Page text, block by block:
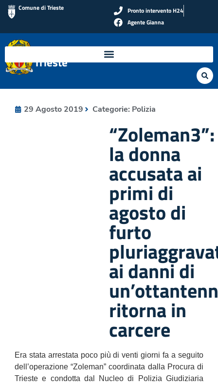
Comune di Trieste
Pronto intervento H24
Agente Gianna
Polizia Locale di
Trieste
29 Agosto 2019 Categorie: Polizia
“Zoleman3”:
la donna
accusata ai
primi di
agosto di
furto
ai danni di
ritorna in
carcere
Era stata arrestata poco più di venti giorni fa a seguito
dell’operazione “Zoleman” coordinata dalla Procura di
Trieste e condotta dal Nucleo di Polizia Giudiziaria